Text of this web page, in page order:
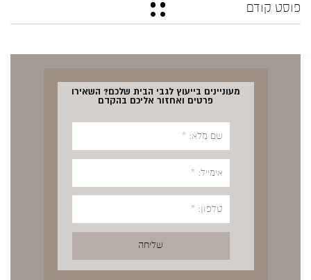
פוסט קודם
מעוניינים בייעוץ לגבי הבית שלכם? השאירו
פרטים ואחזור אליכם בהקדם